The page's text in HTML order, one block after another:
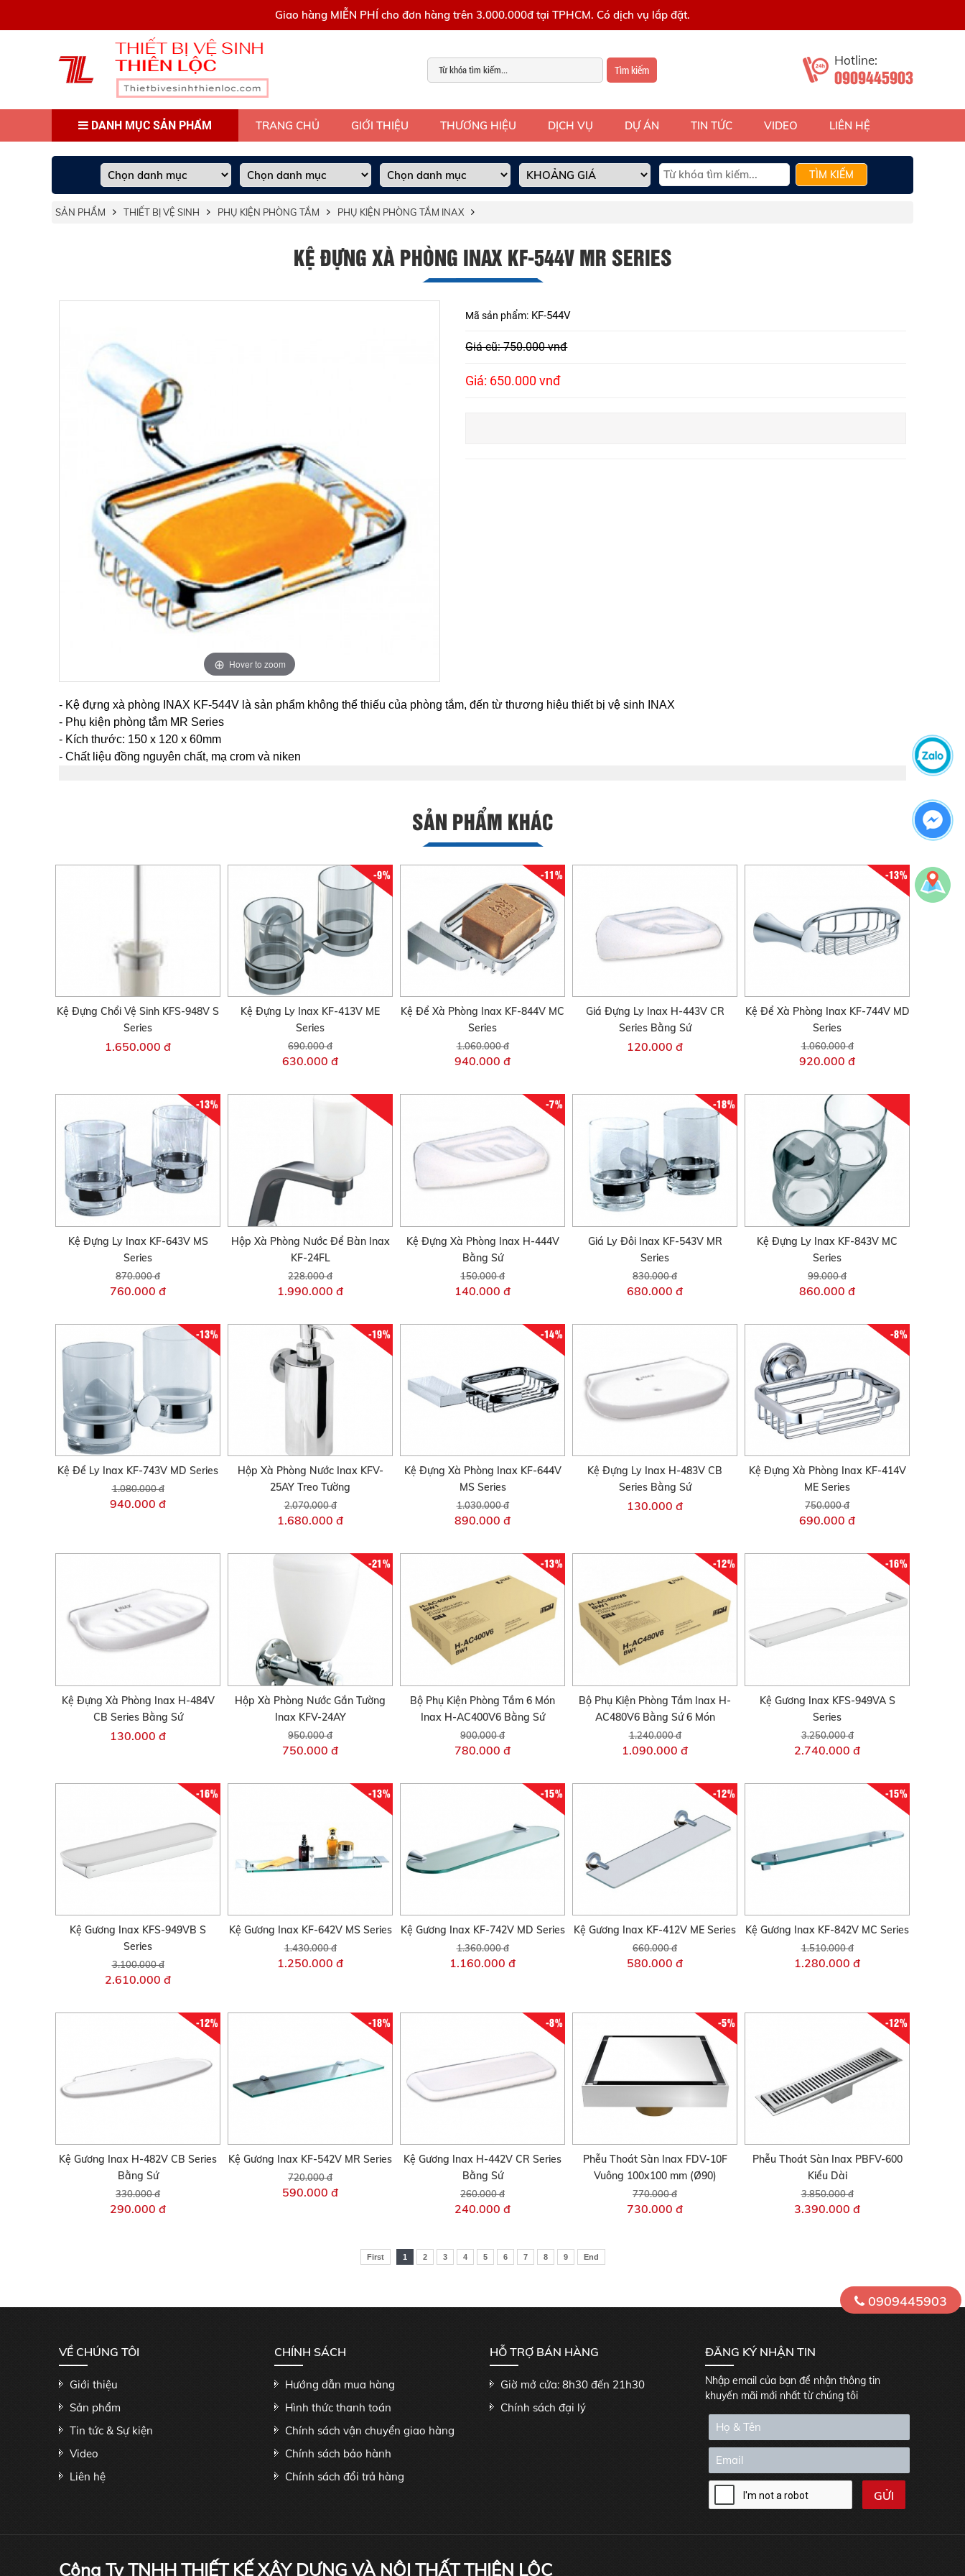
Giao hàng MIỄN PHÍ cho đơn hàng trên 3.000.000đ tại TPHCM. Có dịch vụ lắp đặt.
Tìm kiếm
Hotline:
0909445903
DANH MỤC SẢN PHẨM TRANG CHỦ GIỚI THIỆU THƯƠNG HIỆU DỊCH VỤ DỰ ÁN TIN TỨC VIDEO LIÊN HỆ
TÌM KIẾM
SẢN PHẨM THIẾT BỊ VỆ SINH PHỤ KIỆN PHÒNG TẮM PHỤ KIỆN PHÒNG TẮM INAX
KỆ ĐỰNG XÀ PHÒNG INAX KF-544V MR SERIES
Hover to zoom
Mã sản phẩm: KF-544V
Giá cũ: 750.000 vnđ
Giá: 650.000 vnđ
- Kệ đựng xà phòng INAX KF-544V là sản phẩm không thể thiếu của phòng tắm, đến từ thương hiệu thiết bị vệ sinh INAX
- Phụ kiện phòng tắm MR Series
- Kích thước: 150 x 120 x 60mm
- Chất liệu đồng nguyên chất, mạ crom và niken
SẢN PHẨM KHÁC
Kệ Đựng Chổi Vệ Sinh KFS-948V S
Series
1.650.000 đ
-9%
Kệ Đựng Ly Inax KF-413V ME
Series
690.000 đ
630.000 đ
-11%
Kệ Để Xà Phòng Inax KF-844V MC
Series
1.060.000 đ
940.000 đ
Giá Đựng Ly Inax H-443V CR
Series Bằng Sứ
120.000 đ
-13%
Kệ Để Xà Phòng Inax KF-744V MD
Series
1.060.000 đ
920.000 đ
-13%
Kệ Đựng Ly Inax KF-643V MS
Series
870.000 đ
760.000 đ
Hộp Xà Phòng Nước Để Bàn Inax
KF-24FL
228.000 đ
1.990.000 đ
-7%
Kệ Đựng Xà Phòng Inax H-444V
Bằng Sứ
150.000 đ
140.000 đ
-18%
Giá Ly Đôi Inax KF-543V MR
Series
830.000 đ
680.000 đ
Kệ Đựng Ly Inax KF-843V MC
Series
99.000 đ
860.000 đ
-13%
Kệ Để Ly Inax KF-743V MD Series
1.080.000 đ
940.000 đ
-19%
Hộp Xà Phòng Nước Inax KFV-
25AY Treo Tường
2.070.000 đ
1.680.000 đ
-14%
Kệ Đựng Xà Phòng Inax KF-644V
MS Series
1.030.000 đ
890.000 đ
Kệ Đựng Ly Inax H-483V CB
Series Bằng Sứ
130.000 đ
-8%
Kệ Đựng Xà Phòng Inax KF-414V
ME Series
750.000 đ
690.000 đ
Kệ Đựng Xà Phòng Inax H-484V
CB Series Bằng Sứ
130.000 đ
-21%
Hộp Xà Phòng Nước Gắn Tường
Inax KFV-24AY
950.000 đ
750.000 đ
-13%
Bộ Phụ Kiện Phòng Tắm 6 Món
Inax H-AC400V6 Bằng Sứ
900.000 đ
780.000 đ
-12%
Bộ Phụ Kiện Phòng Tắm Inax H-
AC480V6 Bằng Sứ 6 Món
1.240.000 đ
1.090.000 đ
-16%
Kệ Gương Inax KFS-949VA S
Series
3.250.000 đ
2.740.000 đ
-16%
Kệ Gương Inax KFS-949VB S
Series
3.100.000 đ
2.610.000 đ
-13%
Kệ Gương Inax KF-642V MS Series
1.430.000 đ
1.250.000 đ
-15%
Kệ Gương Inax KF-742V MD Series
1.360.000 đ
1.160.000 đ
-12%
Kệ Gương Inax KF-412V ME Series
660.000 đ
580.000 đ
-15%
Kệ Gương Inax KF-842V MC Series
1.510.000 đ
1.280.000 đ
-12%
Kệ Gương Inax H-482V CB Series
Bằng Sứ
330.000 đ
290.000 đ
-18%
Kệ Gương Inax KF-542V MR Series
720.000 đ
590.000 đ
-8%
Kệ Gương Inax H-442V CR Series
Bằng Sứ
260.000 đ
240.000 đ
-5%
Phễu Thoát Sàn Inax FDV-10F
Vuông 100x100 mm (Ø90)
770.000 đ
730.000 đ
-12%
Phễu Thoát Sàn Inax PBFV-600
Kiểu Dài
3.850.000 đ
3.390.000 đ
First 1 2 3 4 5 6 7 8 9 End
VỀ CHÚNG TÔI
Giới thiệu
Sản phẩm
Tin tức & Sự kiện
Video
Liên hệ
CHÍNH SÁCH
Hướng dẫn mua hàng
Hình thức thanh toán
Chính sách vận chuyển giao hàng
Chính sách bảo hành
Chính sách đổi trả hàng
HỖ TRỢ BÁN HÀNG
Giờ mở cửa: 8h30 đến 21h30
Chính sách đại lý
ĐĂNG KÝ NHẬN TIN
Nhập email của bạn để nhận thông tin
khuyến mãi mới nhất từ chúng tôi
Công Ty TNHH THIẾT KẾ XÂY DỰNG VÀ NỘI THẤT THIÊN LỘC
0909445903